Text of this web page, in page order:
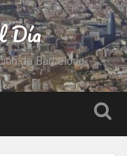
Día
de Barcelona